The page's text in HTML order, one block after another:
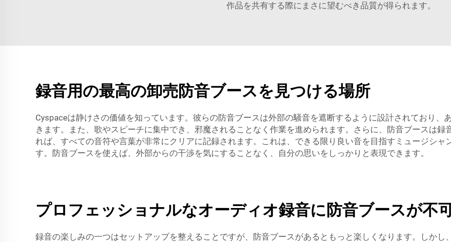
作品を共有する際にまさに望むべき品質が得られます。
録音用の最高の卸売防音ブースを見つける場所
Cyspaceは静けさの価値を知っています。彼らの防音ブースは外部の騒音を遮断するように設計されており、
きます。また、歌やスピーチに集中でき、邪魔されることなく作業を進められます。さらに、防音ブースは
れば、すべての音符や言葉が非常にクリアに記録されます。これは、できる限り良い音を目指すミュージシ
す。防音ブースを使えば、外部からの干渉を気にすることなく、自分の思いをしっかりと表現できます。
プロフェッショナルなオーディオ録音に防音ブースが不
録音の楽しみの一つはセットアップを整えることですが、防音ブースがあるともっと楽しくなります。しかし